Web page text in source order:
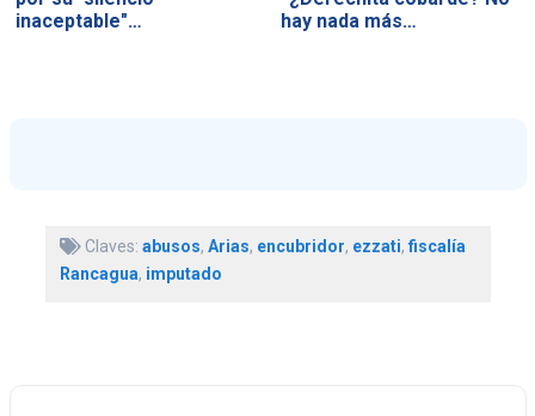
inaceptable"…
hay nada más…
Claves: abusos, Arias, encubridor, ezzati, fiscalía
Rancagua, imputado